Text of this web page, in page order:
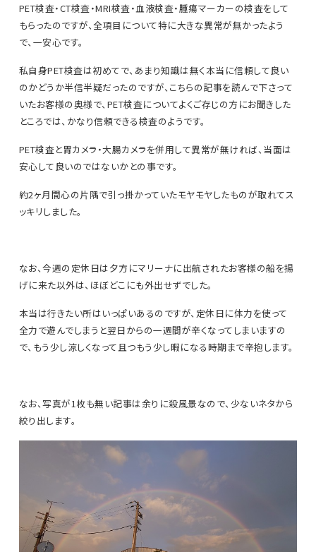
PET検査・CT検査・MRI検査・血液検査・腫瘍マーカーの検査をして
もらったのですが、全項目について特に大きな異常が無かったよう
で、一安心です。
私自身PET検査は初めてで、あまり知識は無く本当に信頼して良い
のかどうか半信半疑だったのですが、こちらの記事を読んで下さって
いたお客様の奥様で、PET検査についてよくご存じの方にお聞きした
ところでは、かなり信頼できる検査のようです。
PET検査と胃カメラ・大腸カメラを併用して異常が無ければ、当面は
安心して良いのではないかとの事です。
約2ヶ月間心の片隅で引っ掛かっていたモヤモヤしたものが取れてス
ッキリしました。
なお、今週の定休日は夕方にマリーナに出航されたお客様の船を揚
げに来た以外は、ほぼどこにも外出せずでした。
本当は行きたい所はいっぱいあるのですが、定休日に体力を使って
全力で遊んでしまうと翌日からの一週間が辛くなってしまいますの
で、もう少し涼しくなって且つもう少し暇になる時期まで辛抱します。
なお、写真が1枚も無い記事は余りに殺風景なので、少ないネタから
絞り出します。